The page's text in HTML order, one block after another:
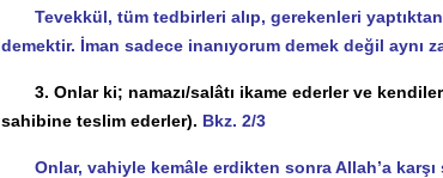
Tevekkül, tüm tedbirleri alıp, gerekenleri
demektir. İman sadece inanıyorum demek değil aynı
3. Onlar ki; namazı/salâtı ikame ederler ve
sahibine teslim ederler). Bkz. 2/3
Onlar, vahiyle kemâle erdikten sonra Allah’a karşı